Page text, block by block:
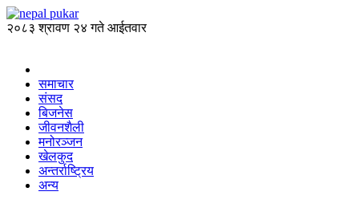
२०८३ श्रावण २४ गते आईतवार
समाचार
संसद
बिजनेस
जीवनशैली
मनोरञ्जन
खेलकुद
अन्तर्राष्ट्रिय
अन्य